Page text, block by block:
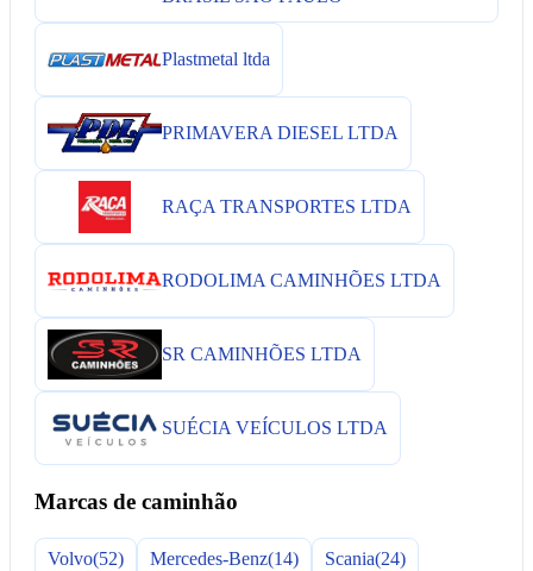
Plastmetal ltda
PRIMAVERA DIESEL LTDA
RAÇA TRANSPORTES LTDA
RODOLIMA CAMINHÕES LTDA
SR CAMINHÕES LTDA
SUÉCIA VEÍCULOS LTDA
Marcas de caminhão
Volvo(52) Mercedes-Benz(14) Scania(24)